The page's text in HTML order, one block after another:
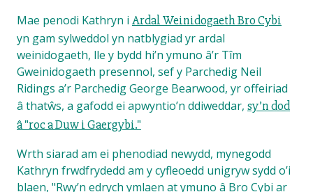
Mae penodi Kathryn i Ardal Weinidogaeth Bro Cybi
yn gam sylweddol yn natblygiad yr ardal
weinidogaeth, lle y bydd hi’n ymuno â’r Tîm
Gweinidogaeth presennol, sef y Parchedig Neil
Ridings a’r Parchedig George Bearwood, yr offeiriad
â thatŵs, a gafodd ei apwyntio’n ddiweddar, sy’n dod
â "roc a Duw i Gaergybi."
Wrth siarad am ei phenodiad newydd, mynegodd
Kathryn frwdfrydedd am y cyfleoedd unigryw sydd o’i
blaen, "Rwy’n edrych ymlaen at ymuno â Bro Cybi ar